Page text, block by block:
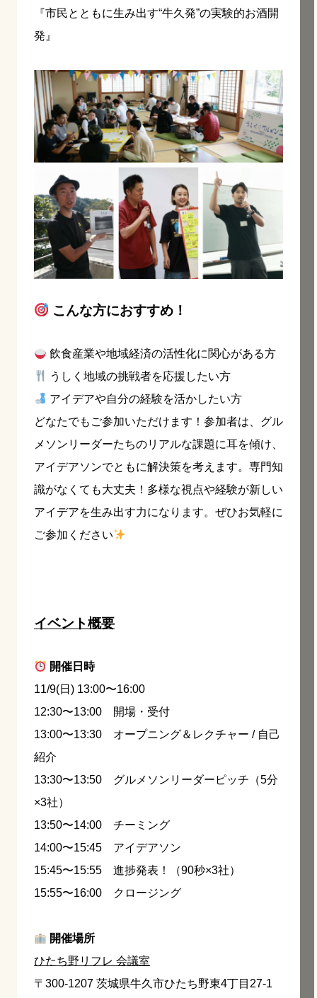
『市民とともに生み出す“牛久発”の実験的お酒開
発』
こんな方におすすめ！
飲食産業や地域経済の活性化に関心がある方
うしく地域の挑戦者を応援したい方
アイデアや自分の経験を活かしたい方
どなたでもご参加いただけます！参加者は、グル
メソンリーダーたちのリアルな課題に耳を傾け、
アイデアソンでともに解決策を考えます。専門知
識がなくても大丈夫！多様な視点や経験が新しい
アイデアを生み出す力になります。ぜひお気軽に
ご参加ください
イベント概要
開催日時
11/9(日) 13:00〜16:00
12:30〜13:00 開場・受付
13:00〜13:30 オープニング＆レクチャー / 自己
紹介
13:30〜13:50 グルメソンリーダーピッチ（5分
×3社）
13:50〜14:00 チーミング
14:00〜15:45 アイデアソン
15:45〜15:55 進捗発表！（90秒×3社）
15:55〜16:00 クロージング
開催場所
ひたち野リフレ 会議室
〒300-1207 茨城県牛久市ひたち野東4丁目27-1